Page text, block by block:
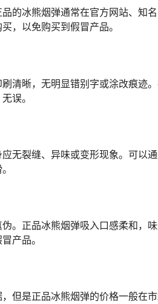
的冰熊烟弹通常在官方网站、知
，以免购买到假冒产品。
清晰，无明显错别字或涂改痕迹
误。
无裂缝、异味或变形现象。可以
。正品冰熊烟弹吸入口感柔和，
产品。
但是正品冰熊烟弹的价格一般在